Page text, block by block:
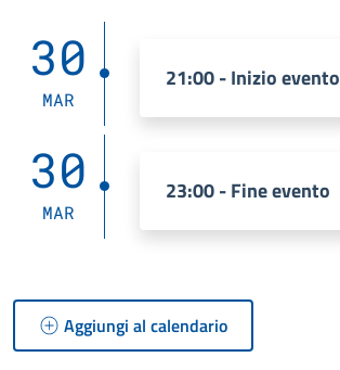
30
MAR
21:00 - Inizio evento
30
MAR
23:00 - Fine evento
Aggiungi al calendario